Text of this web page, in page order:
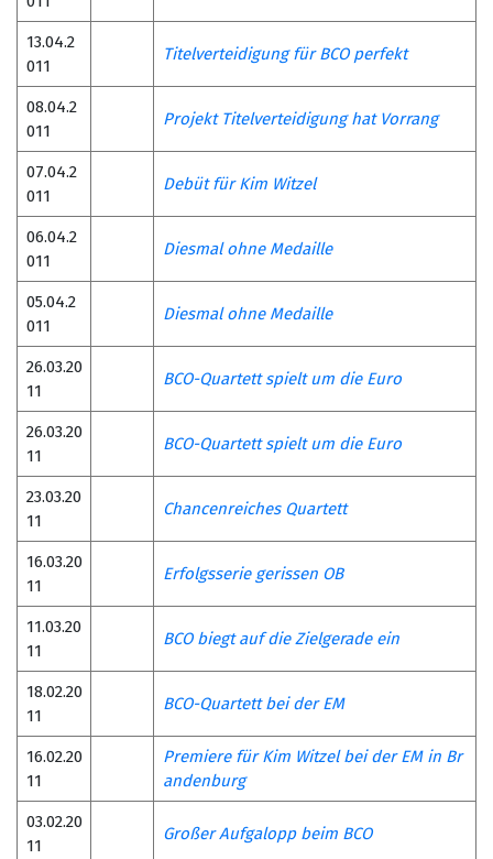
13.04.2
011
Titelverteidigung für BCO perfekt
08.04.2
011
Projekt Titelverteidigung hat Vorrang
07.04.2
011
Debüt für Kim Witzel
06.04.2
011
Diesmal ohne Medaille
05.04.2
011
Diesmal ohne Medaille
26.03.20
11
BCO-Quartett spielt um die Euro
26.03.20
11
BCO-Quartett spielt um die Euro
23.03.20
11
Chancenreiches Quartett
16.03.20
11
Erfolgsserie gerissen OB
11.03.20
11
BCO biegt auf die Zielgerade ein
18.02.20
11
BCO-Quartett bei der EM
16.02.20
11
Premiere für Kim Witzel bei der EM in Br
andenburg
03.02.20
11
Großer Aufgalopp beim BCO